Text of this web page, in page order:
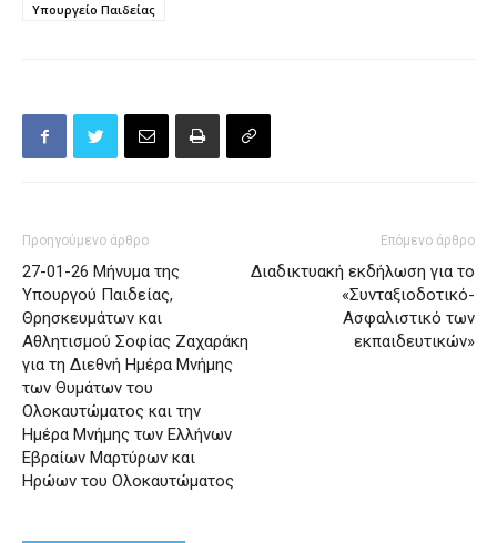
Υπουργείο Παιδείας
Προηγούμενο άρθρο
27-01-26 Μήνυμα της
Υπουργού Παιδείας,
Θρησκευμάτων και
Αθλητισμού Σοφίας Ζαχαράκη
για τη Διεθνή Ημέρα Μνήμης
των Θυμάτων του
Ολοκαυτώματος και την
Ημέρα Μνήμης των Ελλήνων
Εβραίων Μαρτύρων και
Ηρώων του Ολοκαυτώματος
Επόμενο άρθρο
Διαδικτυακή εκδήλωση για το
«Συνταξιοδοτικό-
Ασφαλιστικό των
εκπαιδευτικών»